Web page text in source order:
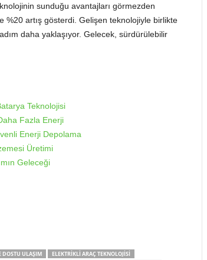
sunduğu avantajları görmezden
%20 artış gösterdi. Gelişen teknolojiyle birlikte
daha yaklaşıyor. Gelecek, sürdürülebilir
Teknolojisi
Fazla Enerji
Enerji Depolama
Üretimi
Geleceği
DOSTU ULAŞIM
ELEKTRIKLI ARAÇ TEKNOLOJISI